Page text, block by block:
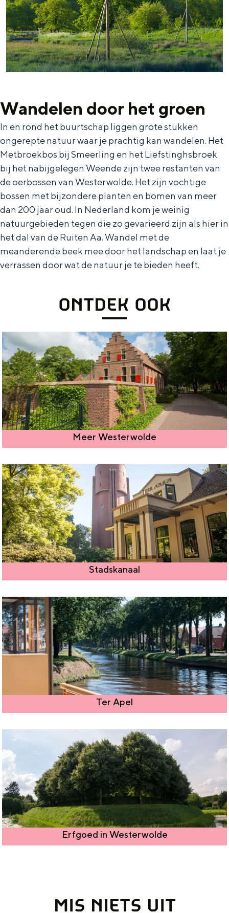
e
r
t
a
a
H
u
i
d
i
g
t
a
a
l
d
e
r
l
a
n
d
s
h
e
E
n
g
i
s
h
p
a
g
S
i
e
z
u
d
u
t
s
c
e
n
S
e
t
Wandelen door het groen
In en rond het buurtschap liggen grote stukken
ongerepte natuur waar je prachtig kan wandelen. Het
Metbroekbos bij Smeerling en het Liefstinghsbroek
bij het nabijgelegen Weende zijn twee restanten van
de oerbossen van Westerwolde. Het zijn vochtige
bossen met bijzondere planten en bomen van meer
dan 200 jaar oud. In Nederland kom je weinig
natuurgebieden tegen die zo gevarieerd zijn als hier in
het dal van de Ruiten Aa. Wandel met de
meanderende beek mee door het landschap en laat je
verrassen door wat de natuur je te bieden heeft.
ONTDEK OOK
Meer Westerwolde
Stadskanaal
Ter Apel
Erfgoed in Westerwolde
MIS NIETS UIT